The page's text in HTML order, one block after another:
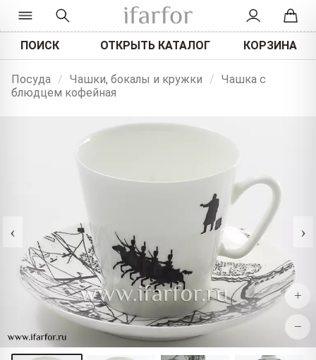
ПОИСК ОТКРЫТЬ КАТАЛОГ КОРЗИНА
Посуда / Чашки, бокалы и кружки / Чашка с
блюдцем кофейная
‹ ›
+
−